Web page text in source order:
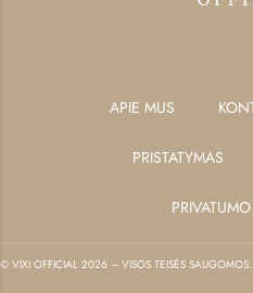
APIE MUS
PRISTATYMAS
© VIXI OFFICIAL 2026 – VISOS TEISĖS SAUGOMOS.